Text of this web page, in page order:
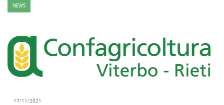
NEWS
17/11/2021